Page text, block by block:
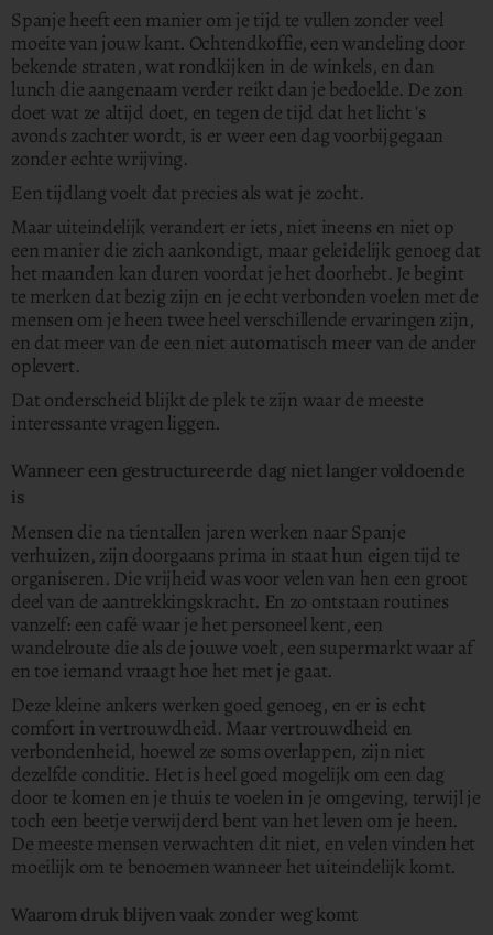
Spanje heeft een manier om je tijd te vullen zonder veel
moeite van jouw kant. Ochtendkoffie, een wandeling door
bekende straten, wat rondkijken in de winkels, en dan
lunch die aangenaam verder reikt dan je bedoelde. De zon
doet wat ze altijd doet, en tegen de tijd dat het licht 's
avonds zachter wordt, is er weer een dag voorbijgegaan
zonder echte wrijving.
Een tijdlang voelt dat precies als wat je zocht.
Maar uiteindelijk verandert er iets, niet ineens en niet op
een manier die zich aankondigt, maar geleidelijk genoeg dat
het maanden kan duren voordat je het doorhebt. Je begint
te merken dat bezig zijn en je echt verbonden voelen met de
mensen om je heen twee heel verschillende ervaringen zijn,
en dat meer van de een niet automatisch meer van de ander
oplevert.
Dat onderscheid blijkt de plek te zijn waar de meeste
interessante vragen liggen.
Wanneer een gestructureerde dag niet langer voldoende
is
Mensen die na tientallen jaren werken naar Spanje
verhuizen, zijn doorgaans prima in staat hun eigen tijd te
organiseren. Die vrijheid was voor velen van hen een groot
deel van de aantrekkingskracht. En zo ontstaan routines
vanzelf: een café waar je het personeel kent, een
wandelroute die als de jouwe voelt, een supermarkt waar af
en toe iemand vraagt hoe het met je gaat.
Deze kleine ankers werken goed genoeg, en er is echt
comfort in vertrouwdheid. Maar vertrouwdheid en
verbondenheid, hoewel ze soms overlappen, zijn niet
dezelfde conditie. Het is heel goed mogelijk om een dag
door te komen en je thuis te voelen in je omgeving, terwijl je
toch een beetje verwijderd bent van het leven om je heen.
De meeste mensen verwachten dit niet, en velen vinden het
moeilijk om te benoemen wanneer het uiteindelijk komt.
Waarom druk blijven vaak zonder weg komt